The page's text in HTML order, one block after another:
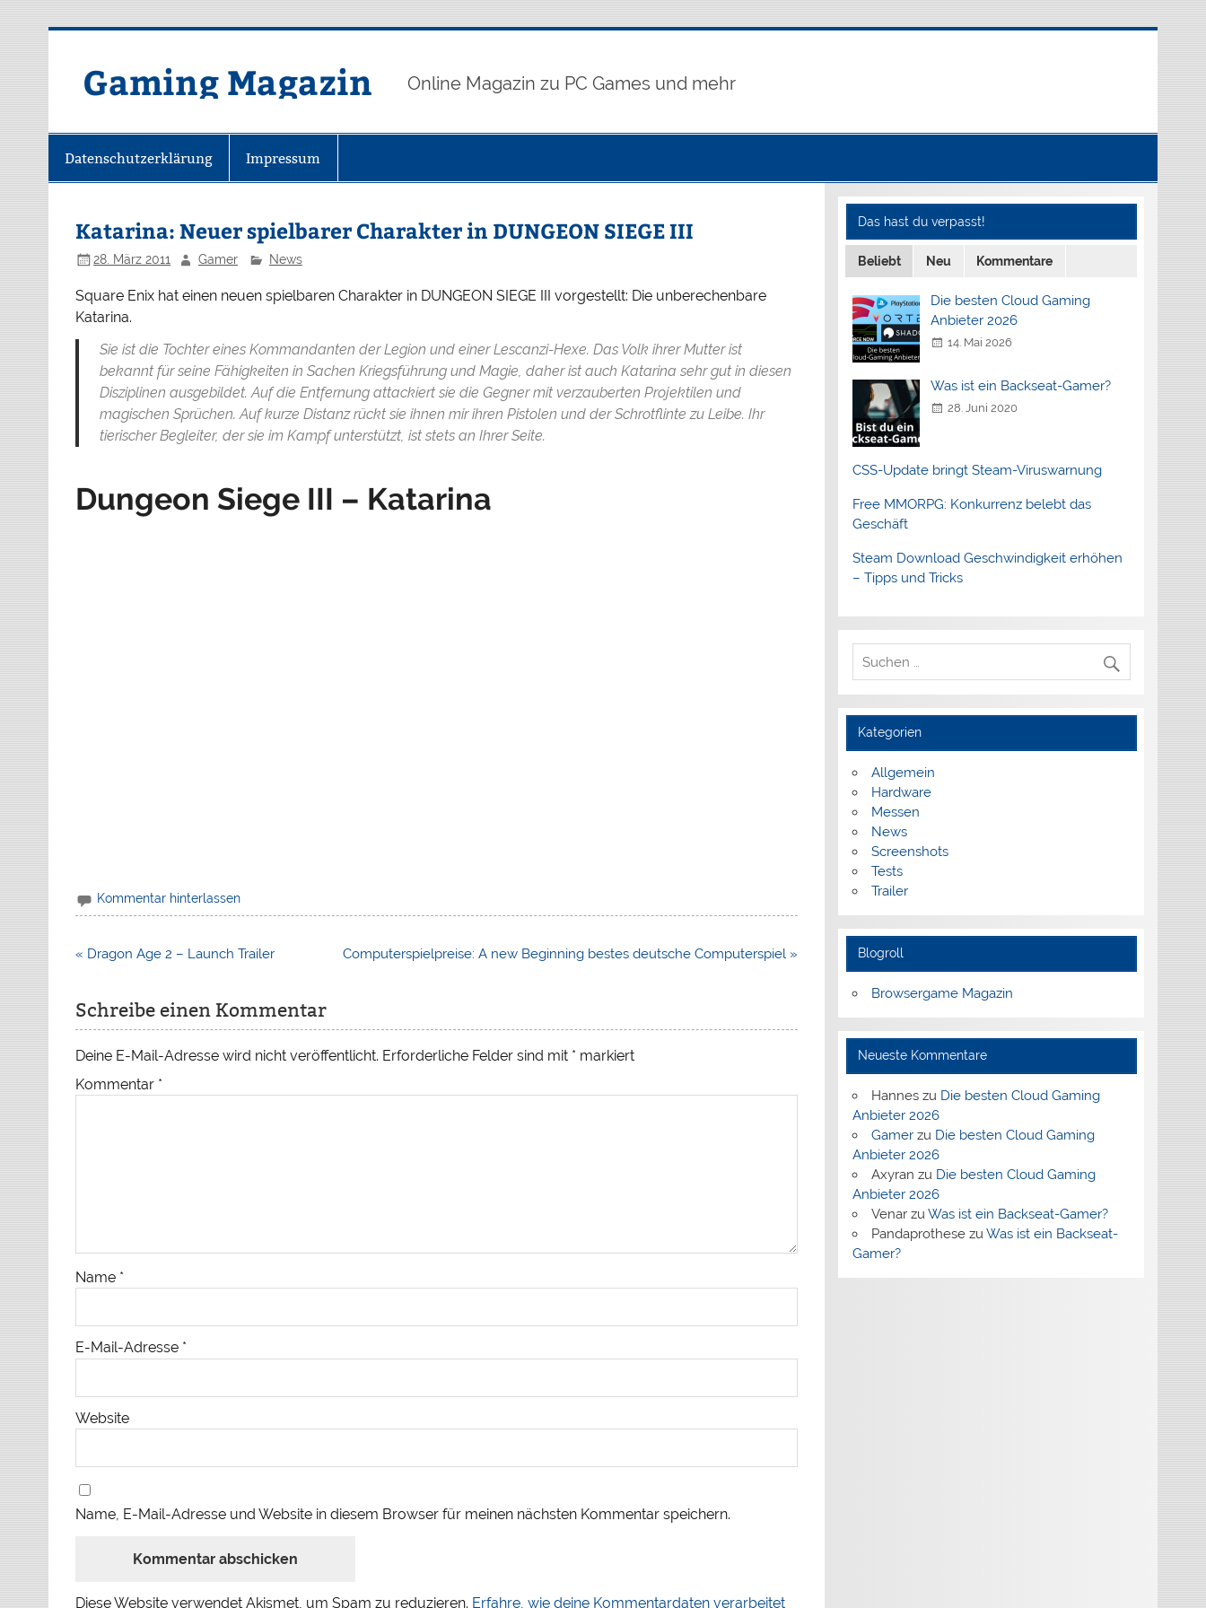
Gaming Magazin Online Magazin zu PC Games und mehr
Datenschutzerklärung Impressum
Katarina: Neuer spielbarer Charakter in DUNGEON SIEGE III
28. März 2011 Gamer News
Square Enix hat einen neuen spielbaren Charakter in DUNGEON SIEGE III vorgestellt: Die unberechenbare
Katarina.
Sie ist die Tochter eines Kommandanten der Legion und einer Lescanzi-Hexe. Das Volk ihrer Mutter ist
bekannt für seine Fähigkeiten in Sachen Kriegsführung und Magie, daher ist auch Katarina sehr gut in diesen
Disziplinen ausgebildet. Auf die Entfernung attackiert sie die Gegner mit verzauberten Projektilen und
magischen Sprüchen. Auf kurze Distanz rückt sie ihnen mir ihren Pistolen und der Schrotflinte zu Leibe. Ihr
tierischer Begleiter, der sie im Kampf unterstützt, ist stets an Ihrer Seite.
Dungeon Siege III – Katarina
Kommentar hinterlassen
Beitragsnavigation
« Dragon Age 2 – Launch Trailer Computerspielpreise: A new Beginning bestes deutsche Computerspiel »
Schreibe einen Kommentar
Deine E-Mail-Adresse wird nicht veröffentlicht. Erforderliche Felder sind mit * markiert
Kommentar *
Name *
E-Mail-Adresse *
Website
Name, E-Mail-Adresse und Website in diesem Browser für meinen nächsten Kommentar speichern.
Diese Website verwendet Akismet, um Spam zu reduzieren. Erfahre, wie deine Kommentardaten verarbeitet
Das hast du verpasst!
Beliebt Neu Kommentare
Die besten Cloud Gaming
Anbieter 2026
14. Mai 2026
Was ist ein Backseat-Gamer?
28. Juni 2020
CSS-Update bringt Steam-Viruswarnung
Free MMORPG: Konkurrenz belebt das
Geschäft
Steam Download Geschwindigkeit erhöhen
– Tipps und Tricks
Kategorien
Allgemein
Hardware
Messen
News
Screenshots
Tests
Trailer
Blogroll
Browsergame Magazin
Neueste Kommentare
Hanneszu Die besten Cloud Gaming
Anbieter 2026
Gamerzu Die besten Cloud Gaming
Anbieter 2026
Axyran zu Die besten Cloud Gaming
Anbieter 2026
Venarzu Was ist ein Backseat-Gamer?
Pandaprothesezu Was ist ein Backseat-
Gamer?